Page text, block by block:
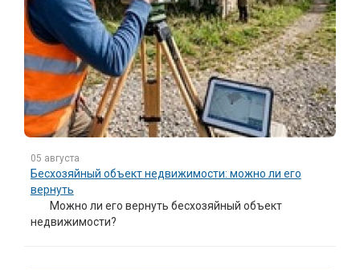
05 августа
Бесхозяйный объект недвижимости: можно ли его
вернуть
Можно ли его вернуть бесхозяйный объект
недвижимости?